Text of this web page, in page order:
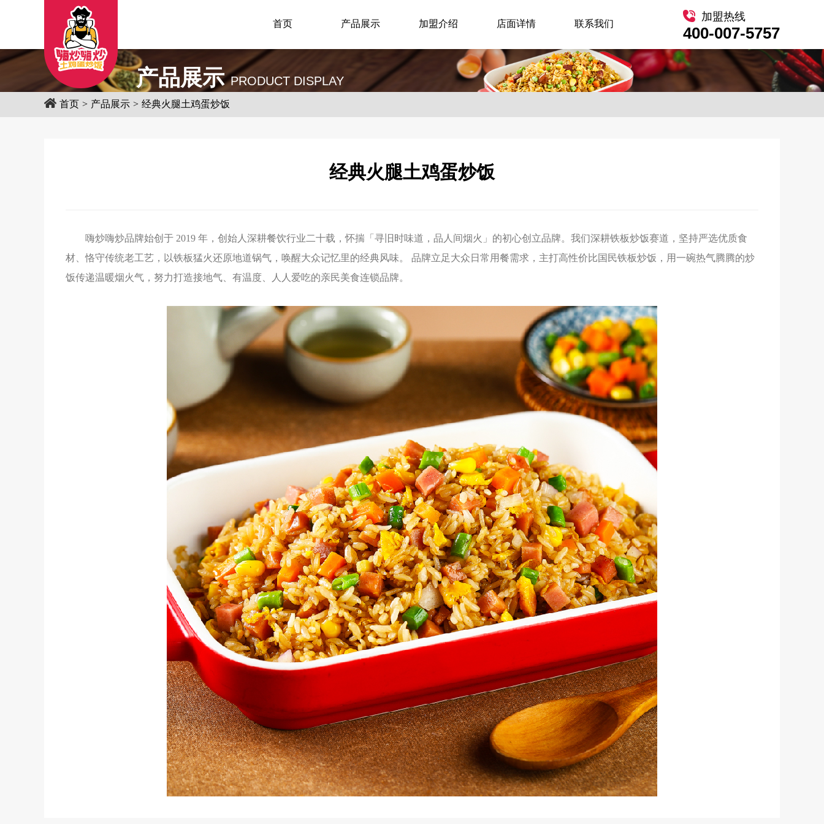
首页 产品展示 加盟介绍 店面详情 联系我们
加盟热线
400-007-5757
产品展示 PRODUCT DISPLAY
首页 > 产品展示 > 经典火腿土鸡蛋炒饭
经典火腿土鸡蛋炒饭
嗨炒嗨炒品牌始创于 2019 年，创始人深耕餐饮行业二十载，怀揣「寻旧时味道，品人间烟火」的初心创立品牌。我们深耕铁板炒饭赛道，坚持严选优质食
材、恪守传统老工艺，以铁板猛火还原地道锅气，唤醒大众记忆里的经典风味。 品牌立足大众日常用餐需求，主打高性价比国民铁板炒饭，用一碗热气腾腾的炒
饭传递温暖烟火气，努力打造接地气、有温度、人人爱吃的亲民美食连锁品牌。